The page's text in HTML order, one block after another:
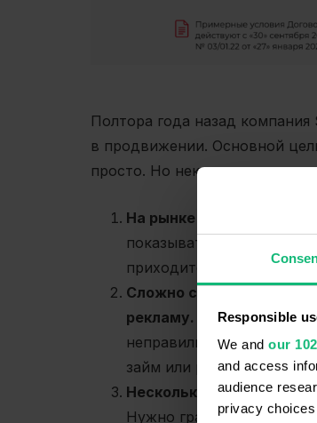
Responsible
We and our
and access
audience
privacy
Полтора года назад
в продвижении. Основной
просто. Но некоторые
На рынке розничного
показывать рекламу на
приходится прилагать
Сложно сформировать
рекламу.
Не все
неправильно понимают
займ или
Несколько разных
Нужно грамотно